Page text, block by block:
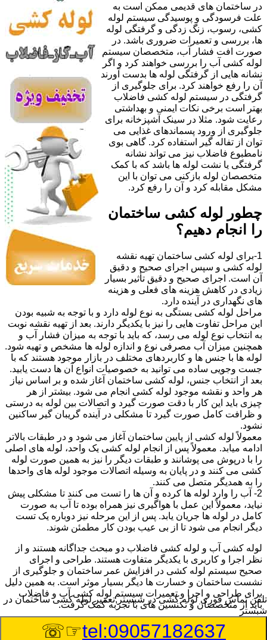
در ساختمان های قدیمی ممکن است به
علت فرسودگی و پوسیدگی سیستم لوله
کشی، رسوب، زنگ زدگی و گرفتگی لوله
ها، بررسی و تعمیرات ضروری باشد. در
صورت افت فشار آب، متخصصان سیستم
لوله کشی آب را بررسی خواهند کرد و اگر
نشانه هایی از گرفتگی لوله ها بدست آورند
آن را رفع خواهند کرد. برای جلوگیری از
گرفتگی در سیستم لوله کشی فاضلاب
بهتر است برخی نکات ایمنی و بهداشتی
رعایت شود. مثلا در سینک آشپزخانه برای
جلوگیری از ورود پسماندهای غذایی می
توان از تفاله گیر استفاده کرد. گاهی بوی
نامطبوع فاضلاب نیز می تواند نشانه
گرفتگی یا نشت لوله ها باشد که با کمک
متخصصان لوله بازکنی می توان با این
مشکل مقابله کرد و آن را رفع کرد.
چطور لوله کشی ساختمان
را انجام دهیم؟
1-برای لوله کشی ساختمان تهیه نقشه
لوله کشی و سپس اجرای صحیح و دقیق
آن است. اجرای صحیح و دقیق تأثیر بسیار
زیادی در کاهش هزینه های فعلی و هزینه
های نگهداری در آینده دارد.
مراحل لوله کشی بستگی به نوع لوله دارد و با توجه به شبیه بودن
این مراحل تفاوت هایی را نیز با یکدیگر دارند. بعد از تهیه نقشه نوبت
به انتخاب نوع لوله می رسد، که باید با توجه به میزان فشار آب و
همچنین میزان آب مصرفی نوع و اندازه لوله ها مشخص و تهیه شود.
لوله ها با جنس ها و کاربردهای مختلف در بازار موجود هستند که با
جست وجویی ساده می توانید به خصوصیات انواع آن ها دست یابید.
بعد از انتخاب جنس، لوله کشی ساختمان آغاز شده و بر اساس نیاز
هر واحد و نقشه موجود لوله کشی انجام می شود. بیشتر از هر
چیزی باید این کار با دقت صورت گیرد و اتصالات بین لوله به درستی
و ظرافت کامل صورت گیرد تا مشکلی در آینده گریبان گیر ساکنین
نشود.
معمولاً لوله کشی از پایین ساختمان آغاز می شود و در طبقات بالاتر
ادامه میابد. معمولاً پس از انجام لوله کشی یک واحد، لوله های اصلی
را با درپوش می پوشانند و طبقات دیگر را نیز به همین صورت لوله
کشی می کنند و در پایان به وسیله اتصالات موجود لوله های واحدها
را به همدیگر متصل می کنند.
2- آب را وارد لوله ها کرده و آن ها را تست می کنند تا مشکلی پیش
نیاید، معمولاً این عمل با هواگیری نیز همراه بوده تا آب به صورت
کامل در لوله ها جریان یابد. پس از این مرحله نیز دوباره یک تست
دیگر انجام می شود تا از بی عیب بودن کار مطمئن شوند.
لوله کشی آب و لوله کشی فاضلاب دو مبحث جداگانه هستند و از
نظر اجرا و کاربری با یکدیگر متفاوت هستند. طراحی و اجرای
صحیح سیستم لوله کشی در افزایش عمر ساختمان و جلوگیری از
نشست ساختمان و خسارت ها دیگر بسیار موثر است. به همین دلیل
برای طراحی و اجرا و تعمیرات سیستم لوله کشی آب و فاضلاب
باید از متخصصان و تکنسین های با تجربه کمک گرفت.
:Published Date
تلفن تماس فوریلوله کشی در شبستر,تعمیر لوله کشی ساختمان در
شبستر
tel:09057182637
☞☏